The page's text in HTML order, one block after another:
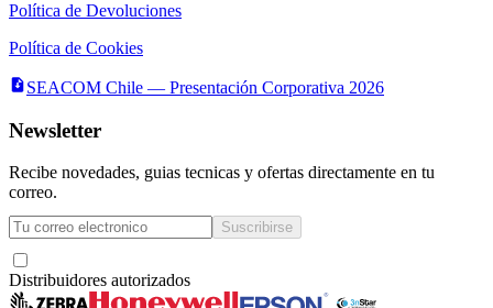
Política de Devoluciones
Política de Cookies
SEACOM Chile — Presentación Corporativa 2026
Newsletter
Recibe novedades, guias tecnicas y ofertas directamente en tu
correo.
Suscribirse
Distribuidores autorizados